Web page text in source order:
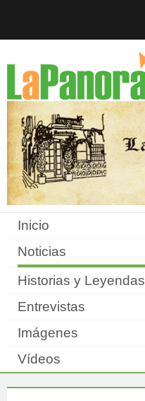
Inicio
Noticias
Historias y Leyendas
Entrevistas
Imágenes
Vídeos